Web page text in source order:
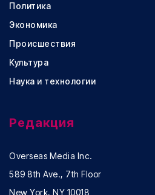
Политика
Экономика
Происшествия
Культура
Наука и технологии
Редакция
Overseas Media Inc.
589 8th Ave., 7th Floor
New York, NY 10018